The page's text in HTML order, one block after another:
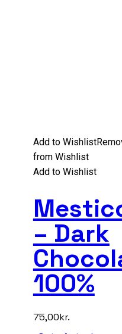
Add to Wishlist
from Wishlist
Add to Wishlist
– Dark
100%
75,00kr.